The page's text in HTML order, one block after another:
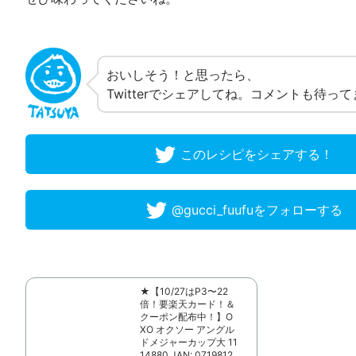
おいしそう！と思ったら、
Twitterでシェアしてね。コメントも待って
このレシピをシェアする！
@gucci_fuufuをフォローする
★【10/27はP3〜22
倍！要楽天カード！＆
クーポン配布中！】O
XO オクソー アングル
ドメジャーカップ大 11